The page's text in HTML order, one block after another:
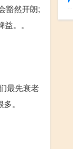
豁然开朗;
。。
最先衰老
。